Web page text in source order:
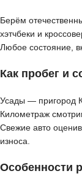
Берём
хэтчбеки и
Любое состояние,
Как пробег и
Усады — пригород
Километраж
Свежие авто
износа.
Особенности